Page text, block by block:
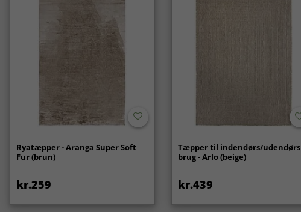
Ryatæpper - Aranga Super Soft
Fur (brun)
kr.259
Tæpper til indendørs/udendørs
brug - Arlo (beige)
kr.439